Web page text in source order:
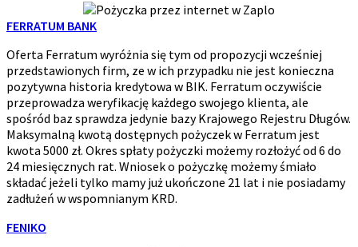
FERRATUM BANK
Oferta Ferratum wyróżnia się tym od propozycji wcześniej
przedstawionych firm, ze w ich przypadku nie jest konieczna
pozytywna historia kredytowa w BIK. Ferratum oczywiście
przeprowadza weryfikację każdego swojego klienta, ale
spośród baz sprawdza jedynie bazy Krajowego Rejestru Długów.
Maksymalną kwotą dostępnych pożyczek w Ferratum jest
kwota 5000 zł. Okres spłaty pożyczki możemy rozłożyć od 6 do
24 miesięcznych rat. Wniosek o pożyczkę możemy śmiało
składać jeżeli tylko mamy już ukończone 21 lat i nie posiadamy
zadłużeń w wspomnianym KRD.
FENIKO